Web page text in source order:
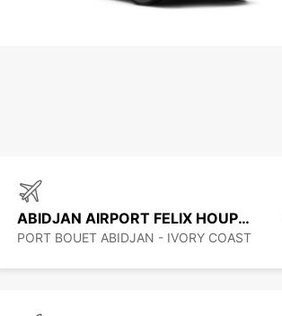
ABIDJAN AIRPORT FELIX HOUPHOUET B
PORT BOUET ABIDJAN - IVORY COAST